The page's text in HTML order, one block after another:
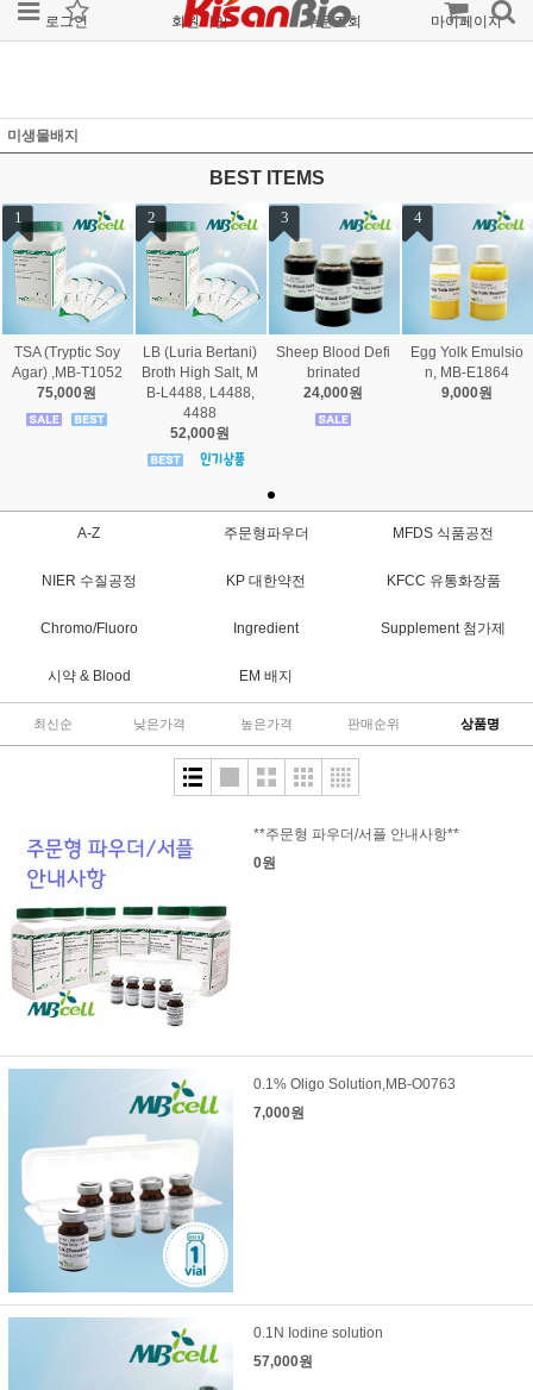
로그인 회원가입 주문조회 마이페이지
미생물배지
BEST ITEMS
1
TSA (Tryptic Soy
Agar) ,MB-T1052
75,000원
2
LB (Luria Bertani)
Broth High Salt, M
B-L4488, L4488,
4488
52,000원
3
Sheep Blood Defi
brinated
24,000원
4
Egg Yolk Emulsio
n, MB-E1864
9,000원
A-Z 주문형파우더 MFDS 식품공전
NIER 수질공정 KP 대한약전 KFCC 유통화장품
Chromo/Fluoro Ingredient Supplement 첨가제
시약 & Blood EM 배지
최신순 낮은가격 높은가격 판매순위 상품명
**주문형 파우더/서플 안내사항**
0원
0.1% Oligo Solution,MB-O0763
7,000원
0.1N Iodine solution
57,000원